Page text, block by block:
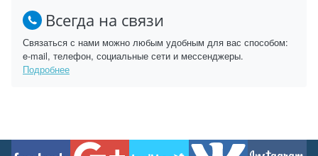
Всегда на связи
Связаться с нами можно любым удобным для вас способом:
e-mail, телефон, социальные сети и мессенджеры.
Подробнее